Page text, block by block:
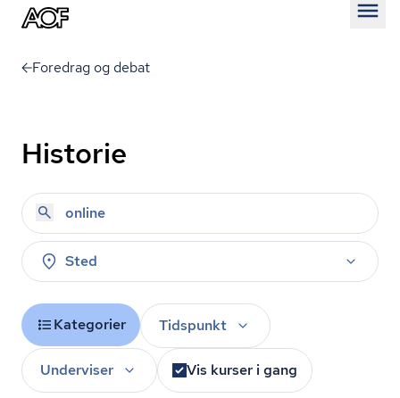
Foredrag og debat
Historie
Sted
Kategorier Tidspunkt
Underviser Vis kurser i gang